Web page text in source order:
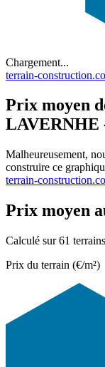
Chargement...
terrain-
Prix moyen
LAVERNHE
Malheureusement,
construire ce
terrain-
Prix moyen
Calculé sur 61
Prix du terrain (€/m²)